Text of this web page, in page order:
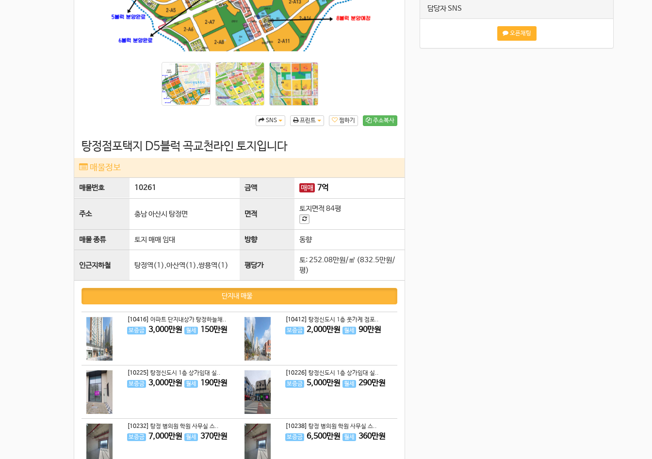
주소복사
찜하기
프린트
SNS
탕정점포택지 D5블럭 곡교천라인 토지입니다
매물정보
매물번호 10261 금액 매매 7억
주소 충남 아산시 탕정면 면적
토지면적84평
매물 종류 토지 매매 임대 방향 동향
인근지하철 탕정역(1),아산역(1),쌍용역(1) 평당가
토:252.08만원/㎡ (832.5만원/
평)
단지내 매물
[10416] 아파트 단지내상가 탕정하늘채..
보증금
3,000만원 월세 150만원
[10412] 탕정신도시 1층 옷가게 점포..
보증금
2,000만원 월세 90만원
[10225] 탕정신도시 1층 상가임대 실..
보증금
3,000만원 월세 190만원
[10226] 탕정신도시 1층 상가임대 실..
보증금
5,000만원 월세 290만원
[10232] 탕정 병의원 학원 사무실 스..
보증금
7,000만원 월세 370만원
[10238] 탕정 병의원 학원 사무실 스..
보증금
6,500만원 월세 360만원
담당자 SNS
오픈채팅